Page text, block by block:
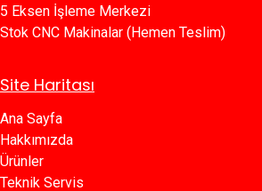
5 Eksen İşleme Merkezi
Stok CNC Makinalar (Hemen Teslim)
Site Haritası
Ana Sayfa​​
Hakkımızda
Ürünler​
Teknik Servis